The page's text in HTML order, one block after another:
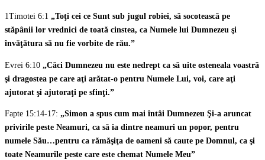
1Timotei 6:1 „Toţi cei ce Sunt sub jugul robiei, să socotească pe
stăpânii lor vrednici de toată cinstea, ca Numele lui Dumnezeu şi
învăţătura să nu fie vorbite de rău.”
Evrei 6:10 „Căci Dumnezeu nu este nedrept ca să uite osteneala voastră
şi dragostea pe care aţi arătat-o pentru Numele Lui, voi, care aţi
ajutorat şi ajutoraţi pe sfinţi.”
Fapte 15:14-17: „Simon a spus cum mai întâi Dumnezeu Şi-a aruncat
privirile peste Neamuri, ca să ia dintre neamuri un popor, pentru
numele Său…pentru ca rămăşiţa de oameni să caute pe Domnul, ca şi
toate Neamurile peste care este chemat Numele Meu”